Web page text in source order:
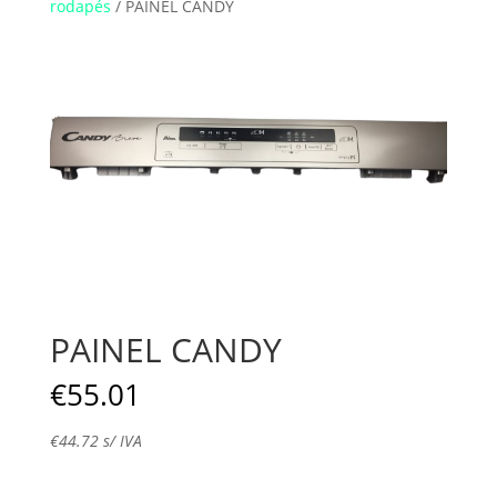
rodapés / PAINEL CANDY
PAINEL CANDY
€55.01
€44.72s/ IVA